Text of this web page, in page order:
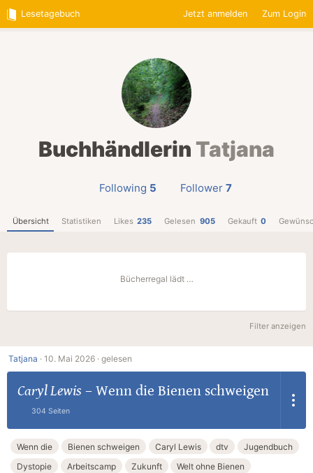
Lesetagebuch Jetzt anmelden Zum Login
Buchhändlerin Tatjana
Following 5 Follower 7
Übersicht Statistiken Likes 235 Gelesen 905 Gekauft 0
Bücherregal lädt …
Filter anzeigen
Tatjana · 10. Mai 2026 · gelesen
Caryl Lewis – Wenn die Bienen schweigen
304 Seiten
Wenn die Bienen schweigen Caryl Lewis dtv
Jugendbuch
Dystopie
Arbeitscamp Zukunft
Welt ohne Bienen